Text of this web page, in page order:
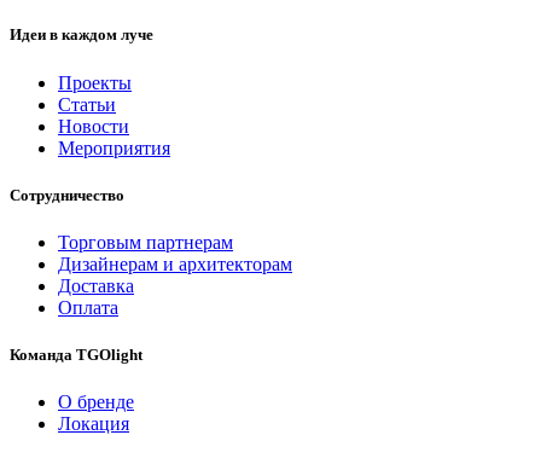
Идеи в каждом луче
Проекты
Статьи
Новости
Мероприятия
Сотрудничество
Торговым партнерам
Дизайнерам и архитекторам
Доставка
Оплата
Команда TGOlight
О бренде
Локация